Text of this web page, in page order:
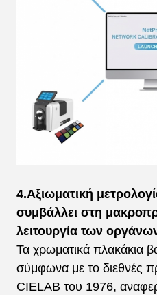
4.Αξιωματική
συμβάλλει στη
λειτουργία των
Τα χρωματικά πλακάκια
σύμφωνα με το διεθνές
CIELAB του 1976,